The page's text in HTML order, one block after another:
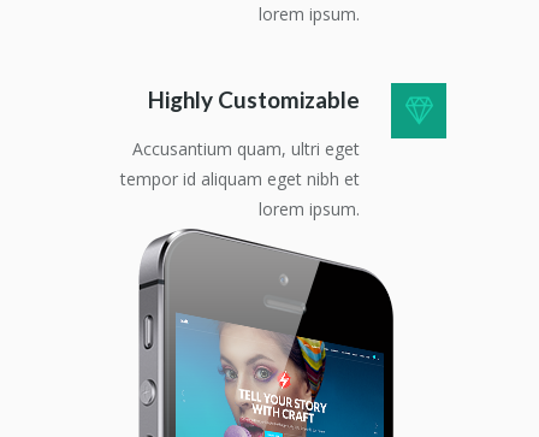
lorem ipsum.
Highly Customizable
Accusantium quam, ultri eget
tempor id aliquam eget nibh et
lorem ipsum.